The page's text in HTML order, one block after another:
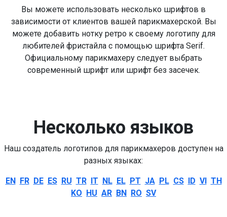
Вы можете использовать несколько шрифтов в
зависимости от клиентов вашей парикмахерской. Вы
можете добавить нотку ретро к своему логотипу для
любителей фристайла с помощью шрифта Serif.
Официальному парикмахеру следует выбрать
современный шрифт или шрифт без засечек.
Несколько языков
Наш создатель логотипов для парикмахеров доступен на
разных языках:
EN FR DE ES RU TR IT NL EL PT JA PL CS ID VI TH
KO HU AR BN RO SV